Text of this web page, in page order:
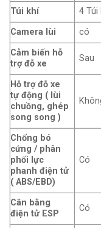
Túi khí
4 Túi
Camera lùi
có
Cảm biến hỗ
trợ đỗ xe
Sau
Hỗ trợ đỗ xe
tự động ( lùi
chuồng, ghép
song song )
Chống bó
cứng / phân
phối lực
phanh điện tử
( ABS/EBD)
Có
Cân bằng
điện tử ESP
Có